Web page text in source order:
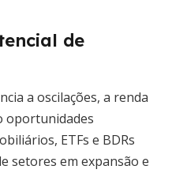
de
a oscilações, a renda
oportunidades
ETFs e BDRs
setores em expansão e